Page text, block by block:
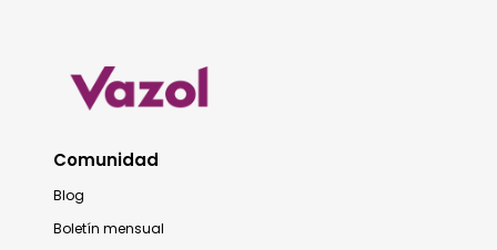
Comunidad
Blog
Boletín mensual